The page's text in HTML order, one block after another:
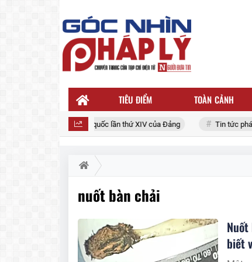
TIÊU ĐIỂM TOÀN CẢNH
Đại hội đại biểu toàn quốc lần thứ XIV của Đảng Tin tức pháp
nuốt bàn chải
biết